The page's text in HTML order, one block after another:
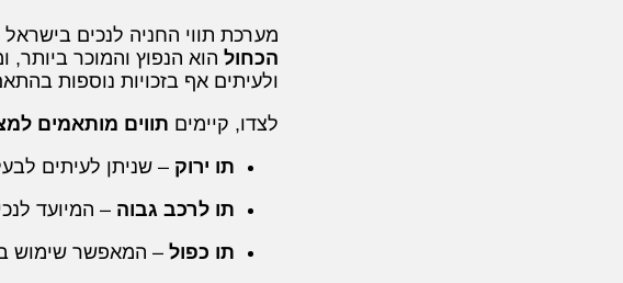
מערכת תווי החניה לנכים
הכחול הוא הנפוץ והמוכר ביותר,
ולעיתים אף בזכויות נוספות
לצדו, קיימים תווים מותאמים
תו ירוק – שניתן לעיתים
תו לרכב גבוה – המיועד
תו כפול – המאפשר שימוש